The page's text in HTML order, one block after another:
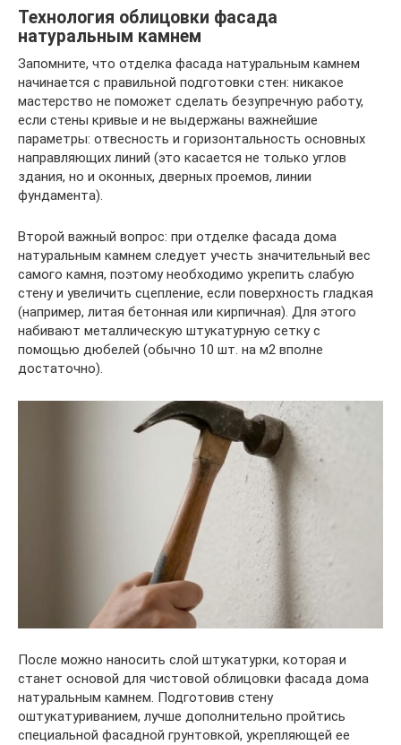
Технология облицовки фасада
натуральным камнем
Запомните, что отделка фасада натуральным камнем
начинается с правильной подготовки стен: никакое
мастерство не поможет сделать безупречную работу,
если стены кривые и не выдержаны важнейшие
параметры: отвесность и горизонтальность основных
направляющих линий (это касается не только углов
здания, но и оконных, дверных проемов, линии
фундамента).
Второй важный вопрос: при отделке фасада дома
натуральным камнем следует учесть значительный вес
самого камня, поэтому необходимо укрепить слабую
стену и увеличить сцепление, если поверхность гладкая
(например, литая бетонная или кирпичная). Для этого
набивают металлическую штукатурную сетку с
помощью дюбелей (обычно 10 шт. на м2 вполне
достаточно).
После можно наносить слой штукатурки, которая и
станет основой для чистовой облицовки фасада дома
натуральным камнем. Подготовив стену
оштукатуриванием, лучше дополнительно пройтись
специальной фасадной грунтовкой, укрепляющей ее